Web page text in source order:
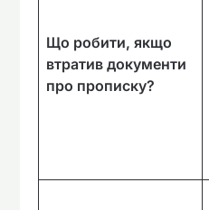
Що робити, якщо
втратив документи
про прописку?